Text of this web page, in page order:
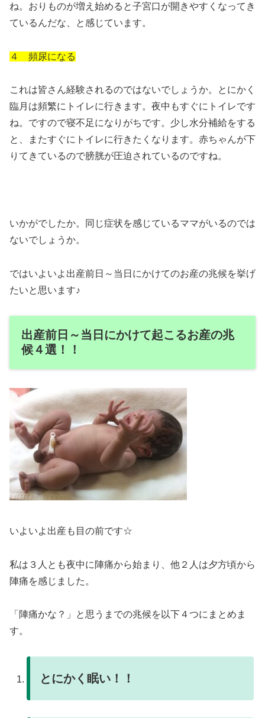
ね。おりものが増え始めると子宮口が開きやすくなってき
ているんだな、と感じています。
４ 頻尿になる
これは皆さん経験されるのではないでしょうか。とにかく
臨月は頻繁にトイレに行きます。夜中もすぐにトイレです
ね。ですので寝不足になりがちです。少し水分補給をする
と、またすぐにトイレに行きたくなります。赤ちゃんが下
りてきているので膀胱が圧迫されているのですね。
いかがでしたか。同じ症状を感じているママがいるのでは
ないでしょうか。
ではいよいよ出産前日～当日にかけてのお産の兆候を挙げ
たいと思います♪
出産前日～当日にかけて起こるお産の兆
候４選！！
いよいよ出産も目の前です☆
私は３人とも夜中に陣痛から始まり、他２人は夕方頃から
陣痛を感じました。
「陣痛かな？」と思うまでの兆候を以下４つにまとめま
す。
とにかく眠い！！